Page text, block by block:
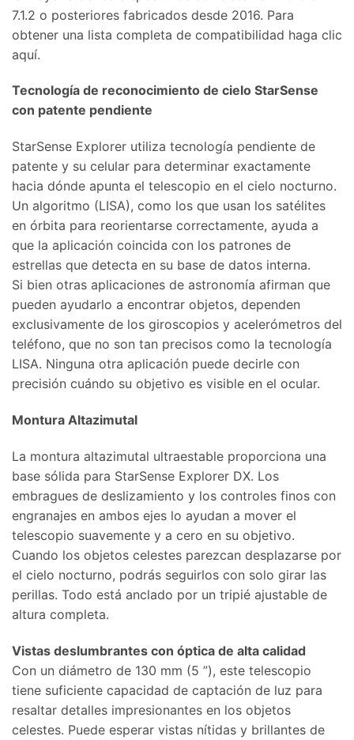
7.1.2 o posteriores fabricados desde 2016. Para
obtener una lista completa de compatibilidad haga clic
aquí.
Tecnología de reconocimiento de cielo StarSense
con patente pendiente
StarSense Explorer utiliza tecnología pendiente de
patente y su celular para determinar exactamente
hacia dónde apunta el telescopio en el cielo nocturno.
Un algoritmo (LISA), como los que usan los satélites
en órbita para reorientarse correctamente, ayuda a
que la aplicación coincida con los patrones de
estrellas que detecta en su base de datos interna.
Si bien otras aplicaciones de astronomía afirman que
pueden ayudarlo a encontrar objetos, dependen
exclusivamente de los giroscopios y acelerómetros del
teléfono, que no son tan precisos como la tecnología
LISA. Ninguna otra aplicación puede decirle con
precisión cuándo su objetivo es visible en el ocular.
Montura Altazimutal
La montura altazimutal ultraestable proporciona una
base sólida para StarSense Explorer DX. Los
embragues de deslizamiento y los controles finos con
engranajes en ambos ejes lo ayudan a mover el
telescopio suavemente y a cero en su objetivo.
Cuando los objetos celestes parezcan desplazarse por
el cielo nocturno, podrás seguirlos con solo girar las
perillas. Todo está anclado por un tripié ajustable de
altura completa.
Vistas deslumbrantes con óptica de alta calidad
Con un diámetro de 130 mm (5 ”), este telescopio
tiene suficiente capacidad de captación de luz para
resaltar detalles impresionantes en los objetos
celestes. Puede esperar vistas nítidas y brillantes de